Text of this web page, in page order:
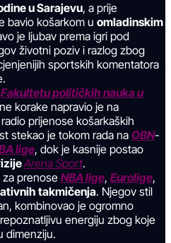
u Sarajevu, a prije
bavio košarkom u omladinskim
je ljubav prema igri pod
životni poziv i razlog zbog
sportskih komentatora
Fakultetu političkih nauka u
korake napravio je na
prijenose košarkaških
stekao je tokom rada na OBN-
lige, dok je kasnije postao
Arena Sport.
prenose NBA lige, Eurolige,
takmičenja. Njegov stil
kombinovao je ogromno
energiju zbog koje
dimenziju.